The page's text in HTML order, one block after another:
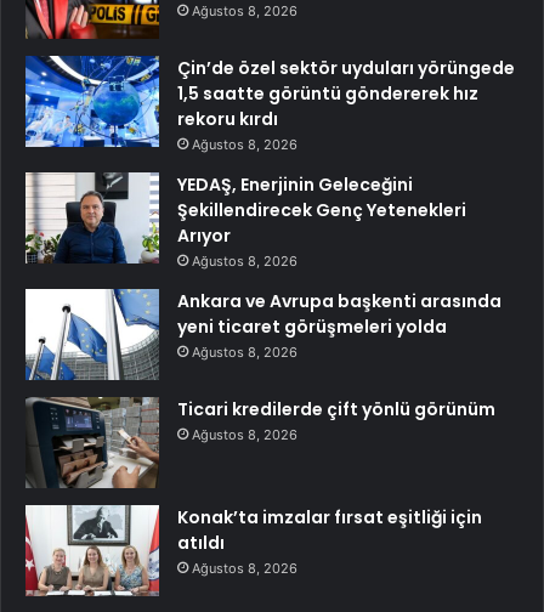
Ağustos 8, 2026
Çin’de özel sektör uyduları yörüngede
1,5 saatte görüntü göndererek hız
rekoru kırdı
Ağustos 8, 2026
YEDAŞ, Enerjinin Geleceğini
Şekillendirecek Genç Yetenekleri
Arıyor
Ağustos 8, 2026
Ankara ve Avrupa başkenti arasında
yeni ticaret görüşmeleri yolda
Ağustos 8, 2026
Ticari kredilerde çift yönlü görünüm
Ağustos 8, 2026
Konak’ta imzalar fırsat eşitliği için
atıldı
Ağustos 8, 2026